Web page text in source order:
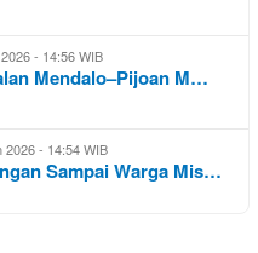
- 14:56 WIB
Mendalo–Pijoan M…
2026 - 14:54 WIB
Sampai Warga Mis…